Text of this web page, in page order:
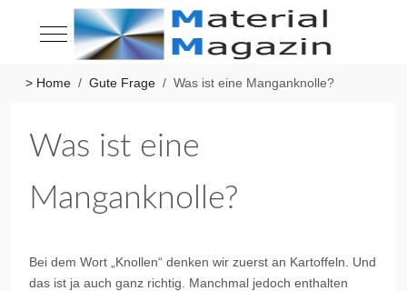
Mobile Menu Toggle
> Home Gute Frage Was ist eine Manganknolle?
Was ist eine
Manganknolle?
Bei dem Wort „Knollen“ denken wir zuerst an Kartoffeln. Und
das ist ja auch ganz richtig. Manchmal jedoch enthalten